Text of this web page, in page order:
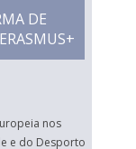
DE
nos
e do Desporto